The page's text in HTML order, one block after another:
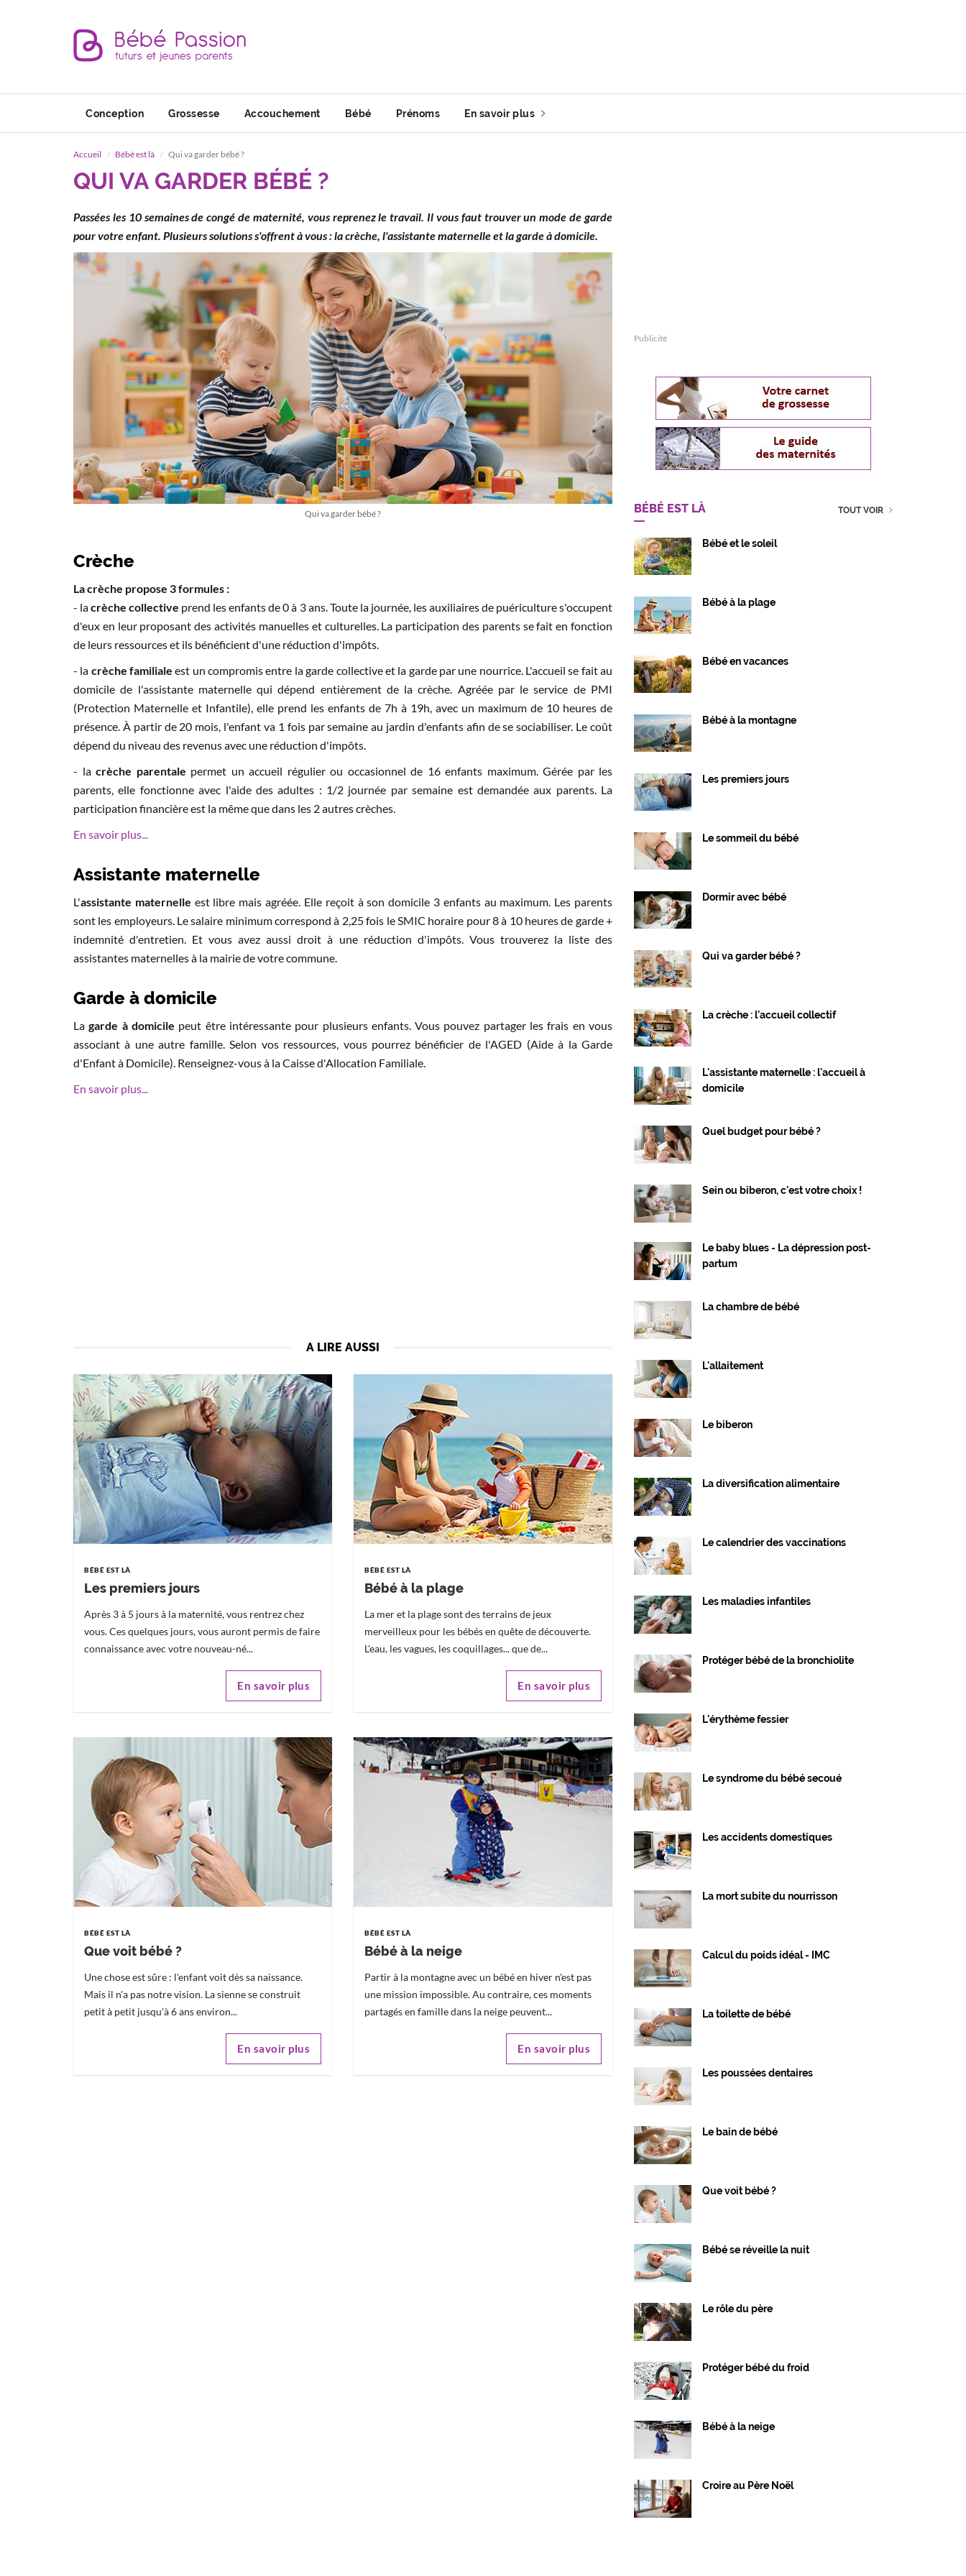
Conception Grossesse Accouchement Bébé Prénoms En savoir plus
Accueil Bébé est là Qui va garder bébé ?
QUI VA GARDER BÉBÉ ?
Passées les 10 semaines de congé de maternité, vous reprenez le travail. Il vous faut trouver un mode de garde
pour votre enfant. Plusieurs solutions s'offrent à vous : la crèche, l'assistante maternelle et la garde à domicile.
Qui va garder bébé ?
Crèche
La crèche propose 3 formules :
- lacrèche collective prend les enfants de 0 à 3 ans. Toute la journée, les auxiliaires de puériculture s'occupent
d'eux en leur proposant des activités manuelles et culturelles. La participation des parents se fait en fonction
de leurs ressources et ils bénéficient d'une réduction d'impôts.
- la crèche familiale est un compromis entre la garde collective et la garde par une nourrice. L'accueil se fait au
domicile de l'assistante maternelle qui dépend entièrement de la crèche. Agréée par le service de PMI
(Protection Maternelle et Infantile), elle prend les enfants de 7h à 19h, avec un maximum de 10 heures de
présence. À partir de 20 mois, l'enfant va 1 fois par semaine au jardin d'enfants afin de se sociabiliser. Le coût
dépend du niveau des revenus avec une réduction d'impôts.
- la crèche parentale permet un accueil régulier ou occasionnel de 16 enfants maximum. Gérée par les
parents, elle fonctionne avec l'aide des adultes : 1/2 journée par semaine est demandée aux parents. La
participation financière est la même que dans les 2 autres crèches.
En savoir plus...
Assistante maternelle
L'assistante maternelle est libre mais agréée. Elle reçoit à son domicile 3 enfants au maximum. Les parents
sont les employeurs. Le salaire minimum correspond à 2,25 fois le SMIC horaire pour 8 à 10 heures de garde +
indemnité d'entretien. Et vous avez aussi droit à une réduction d'impôts. Vous trouverez la liste des
assistantes maternelles à la mairie de votre commune.
Garde à domicile
Lagarde à domicile peut être intéressante pour plusieurs enfants. Vous pouvez partager les frais en vous
associant à une autre famille. Selon vos ressources, vous pourrez bénéficier de l'AGED (Aide à la Garde
d'Enfant à Domicile). Renseignez-vous à la Caisse d'Allocation Familiale.
En savoir plus...
A LIRE AUSSI
BÉBÉ EST LÀ
Les premiers jours
Après 3 à 5 jours à la maternité, vous rentrez chez
vous. Ces quelques jours, vous auront permis de faire
connaissance avec votre nouveau-né...
En savoir plus
BÉBÉ EST LÀ
Bébé à la plage
La mer et la plage sont des terrains de jeux
merveilleux pour les bébés en quête de découverte.
L'eau, les vagues, les coquillages... que de...
En savoir plus
BÉBÉ EST LÀ
Que voit bébé ?
Une chose est sûre : l'enfant voit dès sa naissance.
Mais il n'a pas notre vision. La sienne se construit
petit à petit jusqu'à 6 ans environ...
En savoir plus
BÉBÉ EST LÀ
Bébé à la neige
Partir à la montagne avec un bébé en hiver n'est pas
une mission impossible. Au contraire, ces moments
partagés en famille dans la neige peuvent...
En savoir plus
Publicité
BÉBÉ EST LÀ TOUT VOIR
Bébé et le soleil
Bébé à la plage
Bébé en vacances
Bébé à la montagne
Les premiers jours
Le sommeil du bébé
Dormir avec bébé
Qui va garder bébé ?
La crèche : l'accueil collectif
L'assistante maternelle : l'accueil à
domicile
Quel budget pour bébé ?
Sein ou biberon, c'est votre choix !
Le baby blues - La dépression post-
partum
La chambre de bébé
L'allaitement
Le biberon
La diversification alimentaire
Le calendrier des vaccinations
Les maladies infantiles
Protéger bébé de la bronchiolite
L'érythème fessier
Le syndrome du bébé secoué
Les accidents domestiques
La mort subite du nourrisson
Calcul du poids idéal - IMC
La toilette de bébé
Les poussées dentaires
Le bain de bébé
Que voit bébé ?
Bébé se réveille la nuit
Le rôle du père
Protéger bébé du froid
Bébé à la neige
Croire au Père Noël